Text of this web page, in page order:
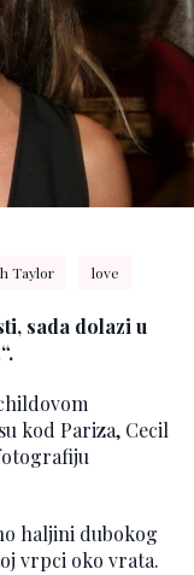
Taylor love
sada dolazi u
kod Pariza, Cecil
haljini dubokog
vrpci oko vrata.